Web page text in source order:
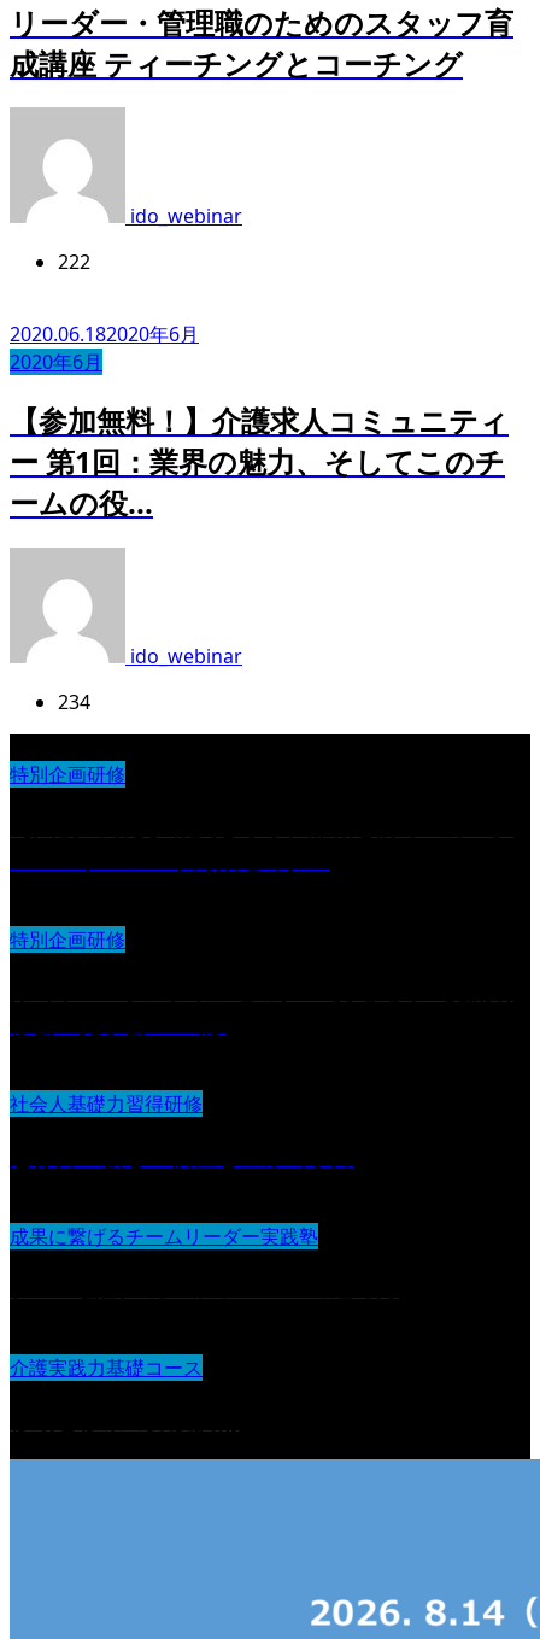
リーダー・管理職のためのスタッフ育
成講座 ティーチングとコーチング
ido_webinar
222
2020.06.182020年6月
2020年6月
【参加無料！】介護求人コミュニティ
ー 第1回：業界の魅力、そしてこのチ
ームの役...
ido_webinar
234
特別企画研修
特別企画研修
社会人基礎力習得研修
成果に繋げるチームリーダー実践塾
介護実践力基礎コース